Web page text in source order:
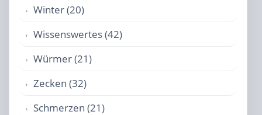
Winter (20)
Wissenswertes (42)
Würmer (21)
Zecken (32)
Schmerzen (21)